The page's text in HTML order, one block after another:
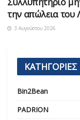
την απώλεια του
3 Αυγούστου 2026
ΚΑΤΗΓΟΡΙΕΣ
Bin2Bean
PADRION